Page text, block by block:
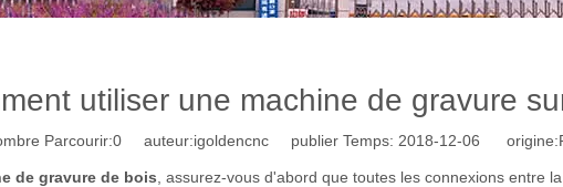
utiliser une machine de gravure
Parcourir:0 auteur:igoldencnc publier Temps: 2018-12-06 origine:
de gravure de bois , assurez-vous d'abord que toutes les connexions entre